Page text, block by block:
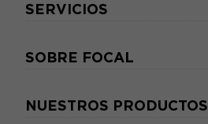
SERVICIOS
SOBRE FOCAL
NUESTROS PRODUCTOS